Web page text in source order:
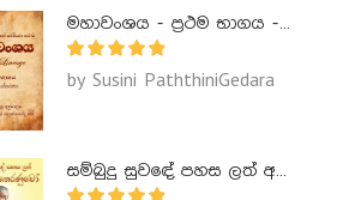
මහාවංශය - ප්‍රථම භාගය - Mahawanshaya 1
by Susini PaththiniGedara
සම්බුදු සුවඳේ පහස ලත් අනඳ මහතෙරණුවෝ - Ananda Maha Theranuwo